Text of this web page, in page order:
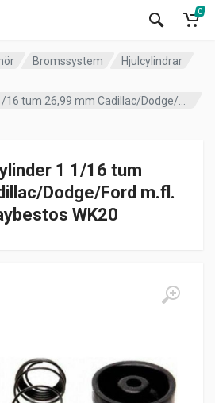
0
Bromssystem
Hjulcylindrar
1 1/16 tum
Dodge/Ford m.fl.
WK20